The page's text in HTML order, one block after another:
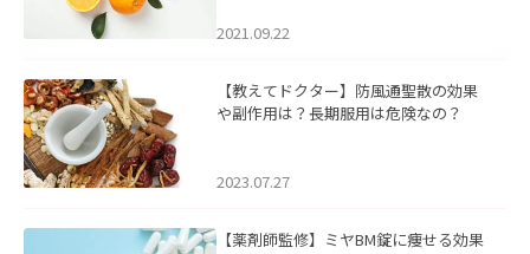
2021.09.22
【教えてドクター】防風通聖散の効果
や副作用は？長期服用は危険なの？
2023.07.27
【薬剤師監修】ミヤBM錠に痩せる効果